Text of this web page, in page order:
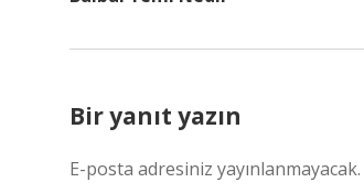
Bir yanıt yazın
E-posta adresiniz yayınlanmayacak.